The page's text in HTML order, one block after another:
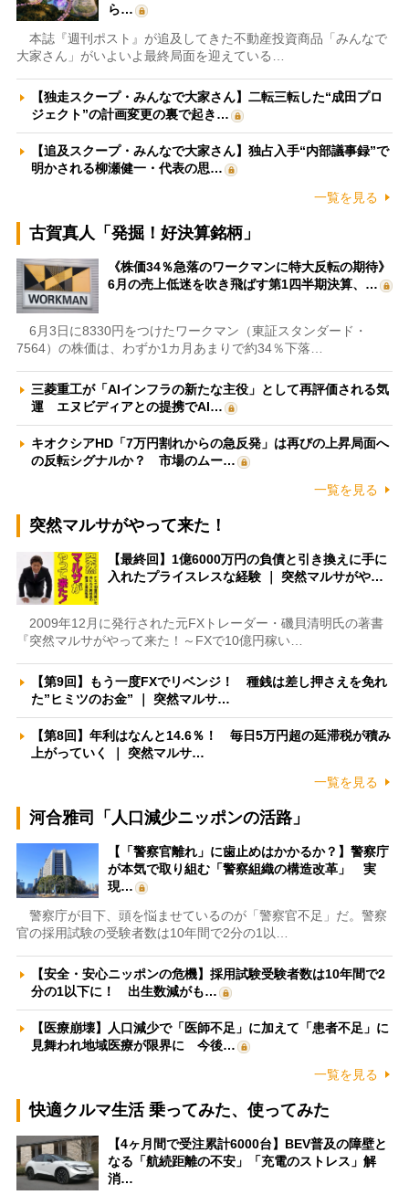
ら…
本誌『週刊ポスト』が追及してきた不動産投資商品「みんなで
大家さん」がいよいよ最終局面を迎えている…
【独走スクープ・みんなで大家さん】二転三転した“成田プロ
ジェクト”の計画変更の裏で起き…
【追及スクープ・みんなで大家さん】独占入手“内部議事録”で
明かされる柳瀬健一・代表の思…
一覧を見る
古賀真人「発掘！好決算銘柄」
《株価34％急落のワークマンに特大反転の期待》
6月の売上低迷を吹き飛ばす第1四半期決算、…
6月3日に8330円をつけたワークマン（東証スタンダード・
7564）の株価は、わずか1カ月あまりで約34％下落…
三菱重工が「AIインフラの新たな主役」として再評価される気
運 エヌビディアとの提携でAI…
キオクシアHD「7万円割れからの急反発」は再びの上昇局面へ
の反転シグナルか？ 市場のムー…
一覧を見る
突然マルサがやって来た！
【最終回】1億6000万円の負債と引き換えに手に
入れたプライスレスな経験 ｜ 突然マルサがや…
2009年12月に発行された元FXトレーダー・磯貝清明氏の著書
『突然マルサがやって来た！～FXで10億円稼い…
【第9回】もう一度FXでリベンジ！ 種銭は差し押さえを免れ
た”ヒミツのお金” ｜ 突然マルサ…
【第8回】年利はなんと14.6％！ 毎日5万円超の延滞税が積み
上がっていく ｜ 突然マルサ…
一覧を見る
河合雅司「人口減少ニッポンの活路」
【「警察官離れ」に歯止めはかかるか？】警察庁
が本気で取り組む「警察組織の構造改革」 実
現…
警察庁が目下、頭を悩ませているのが「警察官不足」だ。警察
官の採用試験の受験者数は10年間で2分の1以…
【安全・安心ニッポンの危機】採用試験受験者数は10年間で2
分の1以下に！ 出生数減がも…
【医療崩壊】人口減少で「医師不足」に加えて「患者不足」に
見舞われ地域医療が限界に 今後…
一覧を見る
快適クルマ生活 乗ってみた、使ってみた
【4ヶ月間で受注累計6000台】BEV普及の障壁と
なる「航続距離の不安」「充電のストレス」解
消…